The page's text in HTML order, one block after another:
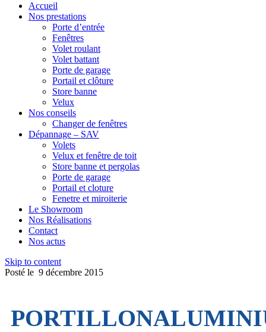
Accueil
Nos prestations
Porte d’entrée
Fenêtres
Volet roulant
Volet battant
Porte de garage
Portail et clôture
Store banne
Velux
Nos conseils
Changer de fenêtres
Dépannage – SAV
Volets
Velux et fenêtre de toit
Store banne et pergolas
Porte de garage
Portail et cloture
Fenetre et miroiterie
Le Showroom
Nos Réalisations
Contact
Nos actus
Skip to content
Posté le 9 décembre 2015